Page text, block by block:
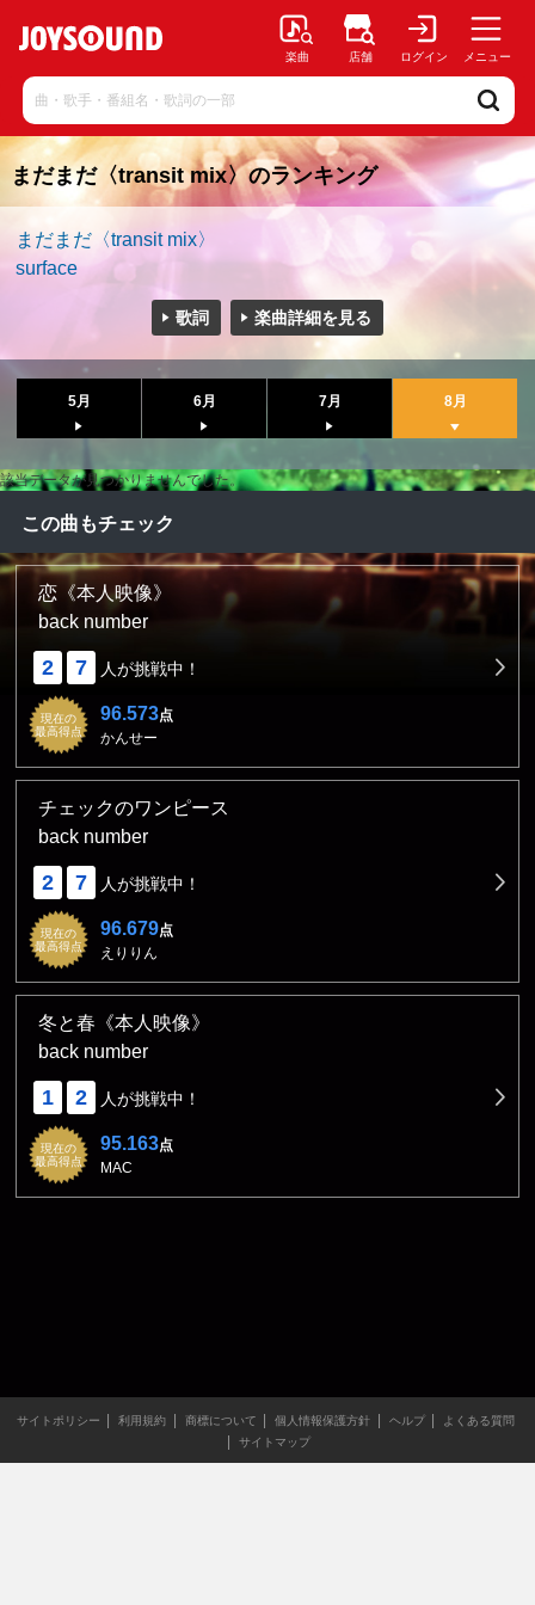
楽曲 店舗 ログイン メニュー
まだまだ〈transit mix〉のランキング
まだまだ〈transit mix〉
surface
歌詞 楽曲詳細を見る
5月 6月 7月 8月
該当データが見つかりませんでした。
この曲もチェック
恋《本人映像》
back number
2 7 人が挑戦中！
現在の
最高得点
96.573点
かんせー
チェックのワンピース
back number
2 7 人が挑戦中！
現在の
最高得点
96.679点
えりりん
冬と春《本人映像》
back number
1 2 人が挑戦中！
現在の
最高得点
95.163点
MAC
サイトポリシー 利用規約 商標について 個人情報保護方針 ヘルプ
よくある質問
サイトマップ